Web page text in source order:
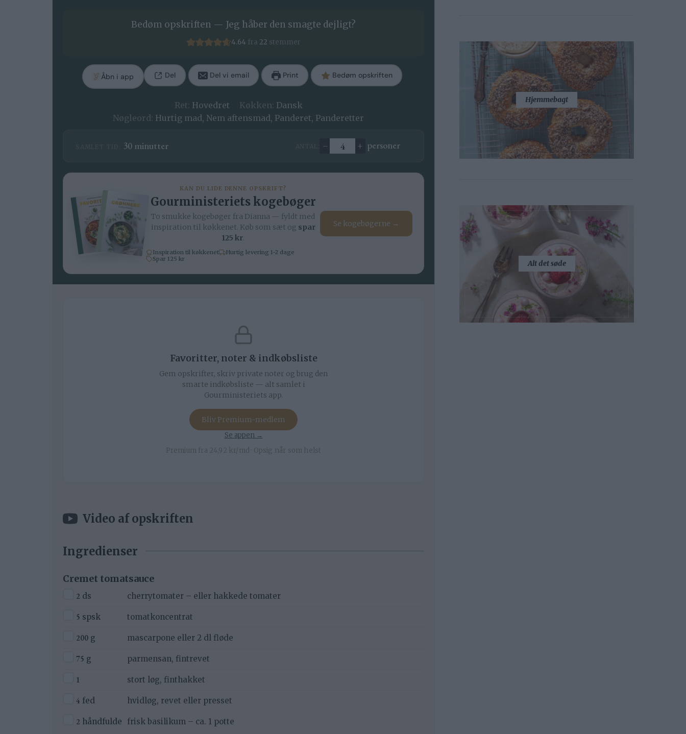
Bedøm opskriften — Jeg håber den smagte dejligt?
4.64 fra 22 stemmer
Åbn i app Del Del vi email Print Bedøm opskriften
Ret: Hovedret Køkken: Dansk
Nøgleord: Hurtig mad, Nem aftensmad, Panderet, Panderetter
30minutter
minutter
Ændre antal
– + personer
KAN DU LIDE DENNE OPSKRIFT?
Gourministeriets kogebøger
To smukke kogebøger fra Dianna — fyldt med
inspiration til køkkenet. Køb som sæt og spar
125 kr.
Inspiration til køkkenet
Hurtig levering 1-2 dage
Spar 125 kr
Se kogebøgerne →
Favoritter, noter & indkøbsliste
Gem opskrifter, skriv private noter og brug den
smarte indkøbsliste — alt samlet i
Gourministeriets app.
Bliv Premium-medlem
Se appen →
Premium fra 24,92 kr/md · Opsig når som helst
Video af opskriften
Ingredienser
Cremet tomatsauce
▢
2 ds cherrytomater – eller hakkede tomater
▢
5 spsk tomatkoncentrat
▢
200 g mascarpone eller 2 dl fløde
▢
75 g parmensan, fintrevet
▢1 stort løg, finthakket
▢
4 fed hvidløg, revet eller presset
▢
2 håndfulde frisk basilikum – ca. 1 potte
Hjemmebagt
Alt det søde